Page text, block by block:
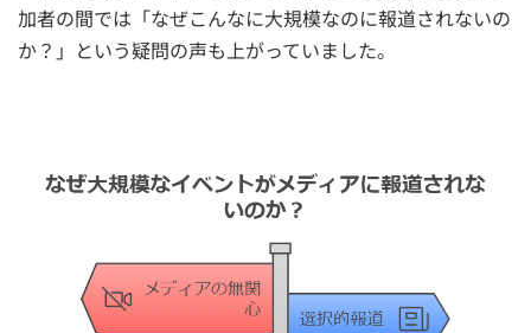
加者の間では「なぜこんなに大規模なのに報道されないの
か？」という疑問の声も上がっていました。